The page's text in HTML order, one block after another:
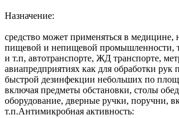
Назначение:
средство может применяться в медицине,
пищевой и непищевой промышленности,
и т.п, автотранспорте, ЖД транспорте,
авиапредприятиях как для обработки рук
быстрой дезинфекции небольших по
включая предметы обстановки, столы
оборудование, дверные ручки, поручни,
т.п.Антимикробная активность: